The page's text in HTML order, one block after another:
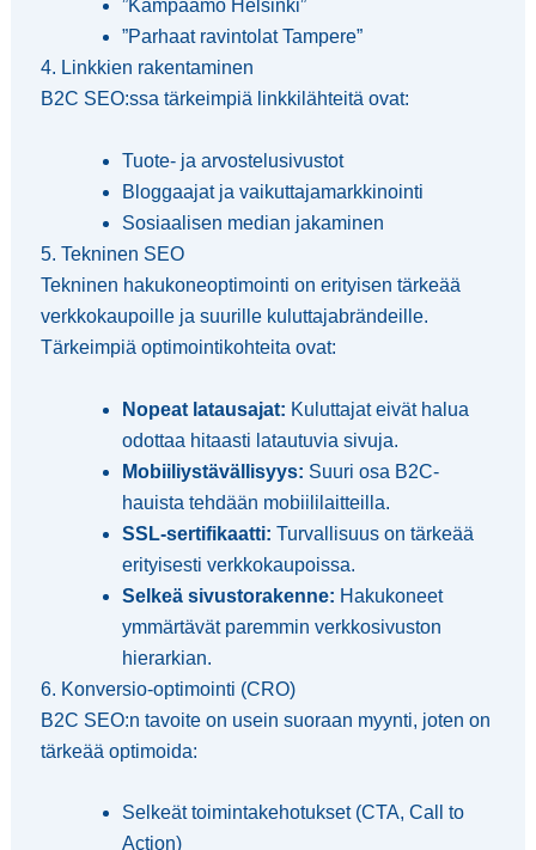
”Kampaamo Helsinki”
”Parhaat ravintolat Tampere”
4. Linkkien rakentaminen
B2C SEO:ssa tärkeimpiä linkkilähteitä ovat:
Tuote- ja arvostelusivustot
Bloggaajat ja vaikuttajamarkkinointi
Sosiaalisen median jakaminen
5. Tekninen SEO
Tekninen hakukoneoptimointi on erityisen tärkeää
verkkokaupoille ja suurille kuluttajabrändeille.
Tärkeimpiä optimointikohteita ovat:
Nopeat latausajat: Kuluttajat eivät halua
odottaa hitaasti latautuvia sivuja.
Mobiiliystävällisyys: Suuri osa B2C-
hauista tehdään mobiililaitteilla.
SSL-sertifikaatti: Turvallisuus on tärkeää
erityisesti verkkokaupoissa.
Selkeä sivustorakenne: Hakukoneet
ymmärtävät paremmin verkkosivuston
hierarkian.
6. Konversio-optimointi (CRO)
B2C SEO:n tavoite on usein suoraan myynti, joten on
tärkeää optimoida:
Selkeät toimintakehotukset (CTA, Call to
Action)